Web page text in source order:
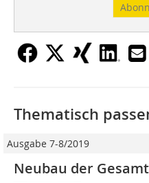
Thematisch
Ausgabe 7-8/2019
Neubau der